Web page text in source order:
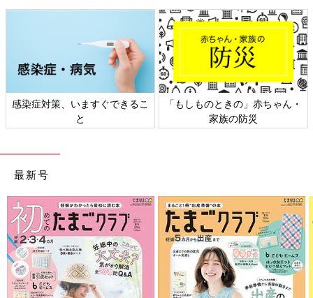
感染症対策、いますぐできるこ
と
「もしものときの」赤ちゃん・
家族の防災
最新号